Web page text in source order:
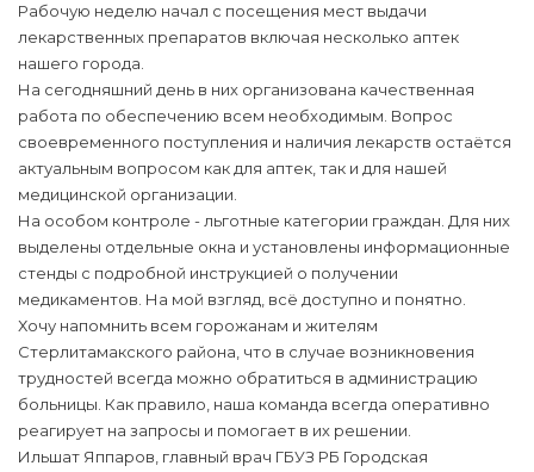
Рабочую неделю начал с посещения мест выдачи
лекарственных препаратов включая несколько аптек
нашего города.
На сегодняшний день в них организована качественная
работа по обеспечению всем необходимым. Вопрос
своевременного поступления и наличия лекарств остаётся
актуальным вопросом как для аптек, так и для нашей
медицинской организации.
На особом контроле - льготные категории граждан. Для них
выделены отдельные окна и установлены информационные
стенды с подробной инструкцией о получении
медикаментов. На мой взгляд, всё доступно и понятно.
Хочу напомнить всем горожанам и жителям
Стерлитамакского района, что в случае возникновения
трудностей всегда можно обратиться в администрацию
больницы. Как правило, наша команда всегда оперативно
реагирует на запросы и помогает в их решении.
Ильшат Яппаров, главный врач ГБУЗ РБ Городская